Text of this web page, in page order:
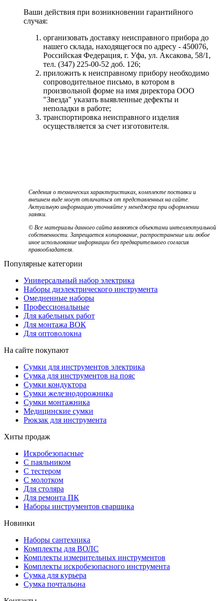
Ваши действия при возникновении гарантийного
случая:
организовать доставку неисправного прибора до
нашего склада, находящегося по адресу - 450076,
Российская Федерация, г. Уфа, ул. Аксакова, 58/1,
тел. (347) 225-00-52 доб. 126;
приложить к неисправному прибору необходимо
сопроводительное письмо, в котором в
произвольной форме на имя директора ООО
"Звезда" указать выявленные дефекты и
неполадки в работе;
транспортировка неисправного изделия
осуществляется за счет изготовителя.
Сведения о технических характеристиках, комплекте поставки и
внешнем виде могут отличаться от представленных на сайте.
Актуальную информацию уточняйте у менеджера при оформлении
заявки.
© Все материалы данного сайта являются объектами интеллектуальной
собственности. Запрещается копирование, распространение или любое
иное использование информации без предварительного согласия
правообладателя.
Популярные категории
Универсальный набор электрика
Наборы диэлектрического инструмента
Омедненные наборы
Профессиональные
Для кабельных работ
Для монтажа ВОК
Для оптоволокна
На сайте покупают
Сумки для инструментов электрика
Сумка для инструментов на пояс
Сумки кондуктора
Сумки железнодорожника
Сумки монтажника
Медицинские сумки
Рюкзак для инструмента
Хиты продаж
Искробезопасные
С паяльником
С тестером
С молотком
Для столяра
Для ремонта ПК
Наборы инструментов сварщика
Новинки
Наборы сантехника
Комплекты для ВОЛС
Комплекты измерительных инструментов
Комплекты искробезопасного инструмента
Сумка для курьера
Сумка почтальона